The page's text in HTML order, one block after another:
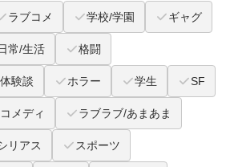
ラブコメ 学校/学園 ギャグ
常/生活 格闘
験談 ホラー 学生 SF
コメディ ラブラブ/あまあま
リアス スポーツ